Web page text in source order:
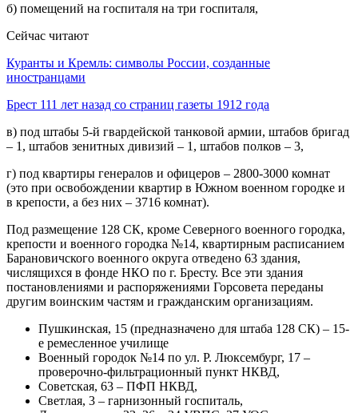
б) помещений на госпиталя на три госпиталя,
Сейчас читают
Куранты и Кремль: символы России, созданные
иностранцами
Брест 111 лет назад со страниц газеты 1912 года
в) под штабы 5-й гвардейской танковой армии, штабов бригад
– 1, штабов зенитных дивизий – 1, штабов полков – 3,
г) под квартиры генералов и офицеров – 2800-3000 комнат
(это при освобождении квартир в Южном военном городке и
в крепости, а без них – 3716 комнат).
Под размещение 128 СК, кроме Северного военного городка,
крепости и военного городка №14, квартирным расписанием
Барановичского военного округа отведено 63 здания,
числящихся в фонде НКО по г. Бресту. Все эти здания
постановлениями и распоряжениями Горсовета переданы
другим воинским частям и гражданским организациям.
Пушкинская, 15 (предназначено для штаба 128 СК) – 15-
е ремесленное училище
Военный городок №14 по ул. Р. Люксембург, 17 –
проверочно-фильтрационный пункт НКВД,
Советская, 63 – ПФП НКВД,
Светлая, 3 – гарнизонный госпиталь,